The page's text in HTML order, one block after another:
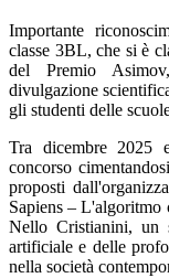
Importante
classe 3BL, che si è
del Premio
divulgazione
gli studenti delle
Tra dicembre 2025
concorso
proposti
Sapiens – L'algoritmo
Nello Cristianini, un
artificiale e delle
nella società